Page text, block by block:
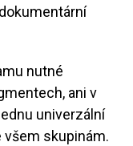
nutné
ani v
univerzální
skupinám.